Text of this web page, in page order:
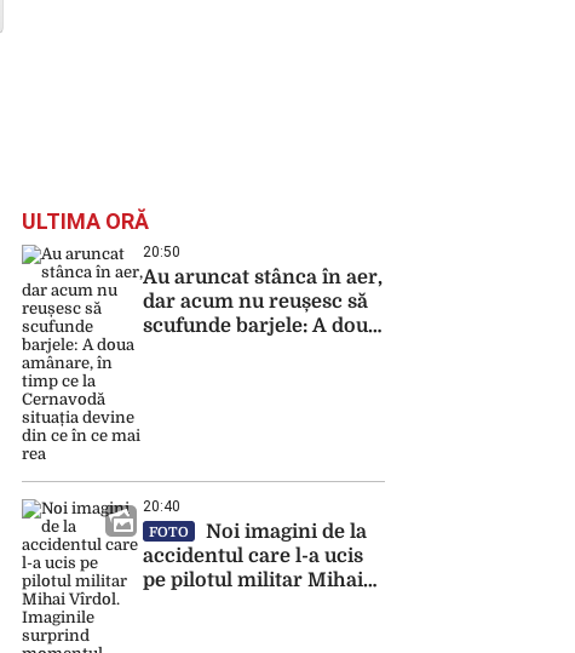
ULTIMA ORĂ
20:50
Au aruncat stânca în aer,
dar acum nu reușesc să
scufunde barjele: A doua
20:40
FOTO
Noi imagini de la
accidentul care l-a ucis
pe pilotul militar Mihai